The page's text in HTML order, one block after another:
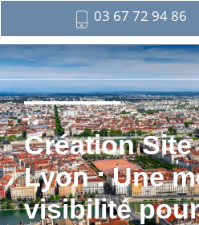
03 67 72 94 86
Création
Lyon : Une
visibilité